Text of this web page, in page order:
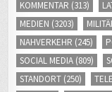
NAHVERKEHR(245)
SOCIAL MEDIA(809)
STANDORT(250)
USA(442) VERKEHR
WIRTSCHAFT(713)